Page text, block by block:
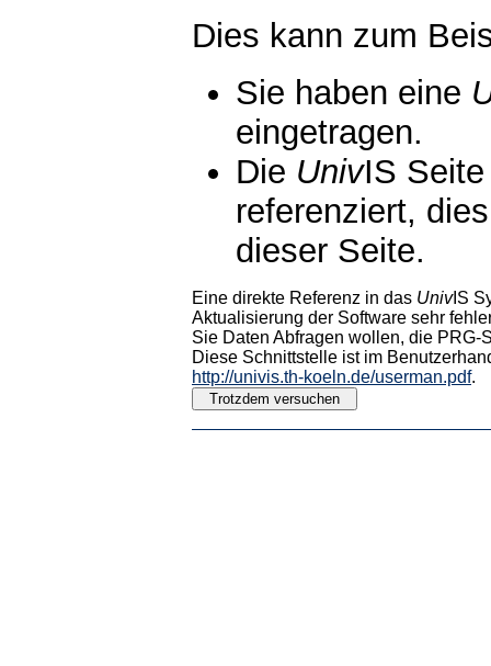
Dies kann zum
Sie haben eine
eingetragen.
Die UnivIS
referenziert,
dieser Seite.
Eine direkte Referenz in das UnivIS
Aktualisierung der Software sehr
Sie Daten Abfragen wollen, die PRG-
Diese Schnittstelle ist im
http://univis.th-koeln.de/userman.pdf.